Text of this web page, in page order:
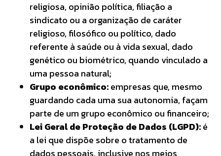
religiosa, opinião política, filiação a
sindicato ou a organização de caráter
religioso, filosófico ou político, dado
referente à saúde ou à vida sexual, dado
genético ou biométrico, quando vinculado a
uma pessoa natural;
Grupo econômico:empresas que, mesmo
guardando cada uma sua autonomia, façam
parte de um grupo econômico ou financeiro;
Lei Geral de Proteção de Dados (LGPD):é
a lei que dispõe sobre o tratamento de